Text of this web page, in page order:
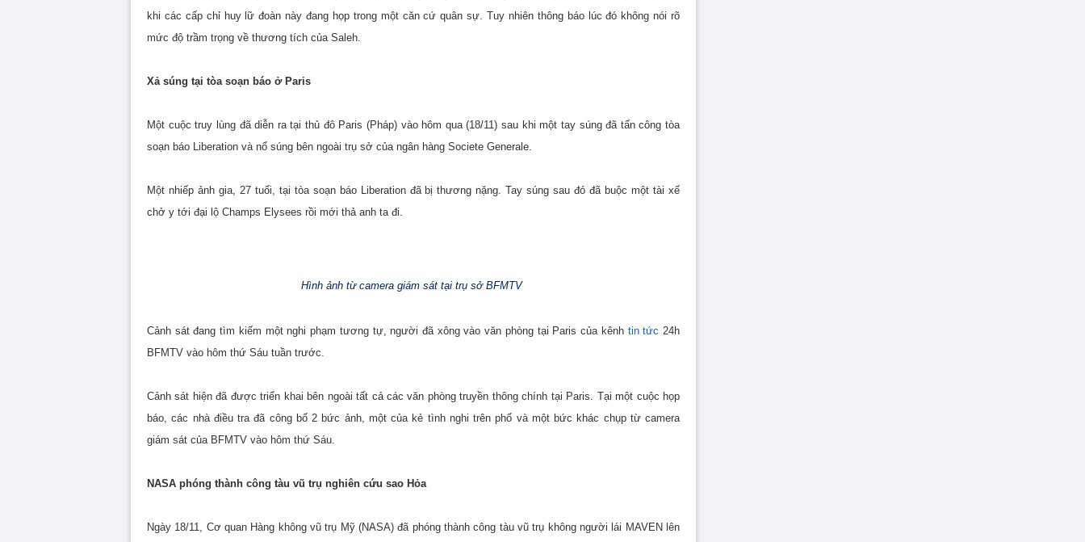
khi các cấp chỉ huy lữ đoàn này đang họp trong một căn cứ quân sự. Tuy nhiên thông báo lúc đó không nói rõ
mức độ trầm trọng về thương tích của Saleh.
Xả súng tại tòa soạn báo ở Paris
Một cuộc truy lùng đã diễn ra tại thủ đô Paris (Pháp) vào hôm qua (18/11) sau khi một tay súng đã tấn công tòa
soạn báo Liberation và nổ súng bên ngoài trụ sở của ngân hàng Societe Generale.
Một nhiếp ảnh gia, 27 tuổi, tại tòa soạn báo Liberation đã bị thương nặng. Tay súng sau đó đã buộc một tài xế
chở y tới đại lộ Champs Elysees rồi mới thả anh ta đi.
Hình ảnh từ camera giám sát tại trụ sở BFMTV
Cảnh sát đang tìm kiếm một nghi phạm tương tự, người đã xông vào văn phòng tại Paris của kênh tin tức 24h
BFMTV vào hôm thứ Sáu tuần trước.
Cảnh sát hiện đã được triển khai bên ngoài tất cả các văn phòng truyền thông chính tại Paris. Tại một cuộc họp
báo, các nhà điều tra đã công bố 2 bức ảnh, một của kẻ tình nghi trên phố và một bức khác chụp từ camera
giám sát của BFMTV vào hôm thứ Sáu.
NASA phóng thành công tàu vũ trụ nghiên cứu sao Hỏa
Ngày 18/11, Cơ quan Hàng không vũ trụ Mỹ (NASA) đã phóng thành công tàu vũ trụ không người lái MAVEN lên